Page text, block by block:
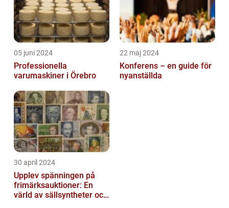
05 juni 2024
Professionella
varumaskiner i Örebro
22 maj 2024
Konferens – en guide för
nyanställda
30 april 2024
Upplev spänningen på
frimärksauktioner: En
värld av sällsyntheter och